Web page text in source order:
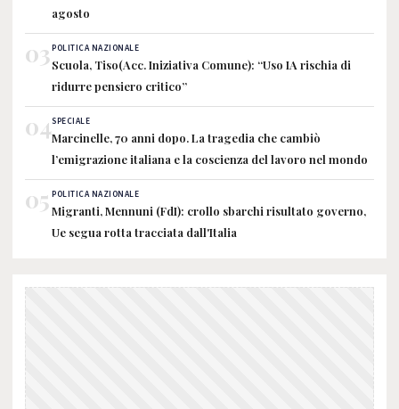
agosto
03POLITICA NAZIONALE
Scuola, Tiso(Acc. Iniziativa Comune): “Uso IA rischia di
ridurre pensiero critico”
04SPECIALE
Marcinelle, 70 anni dopo. La tragedia che cambiò
l’emigrazione italiana e la coscienza del lavoro nel mondo
05 POLITICA NAZIONALE
Migranti, Mennuni (FdI): crollo sbarchi risultato governo,
Ue segua rotta tracciata dall'Italia